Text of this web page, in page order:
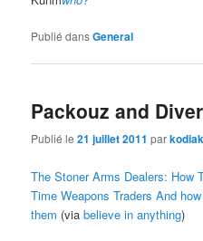
Publié dansGeneral
Packouz and
Publié le21 juillet 2011 parkodiak
The Stoner Arms Dealers: How
Time Weapons Traders And
them (viabelieve in anything)